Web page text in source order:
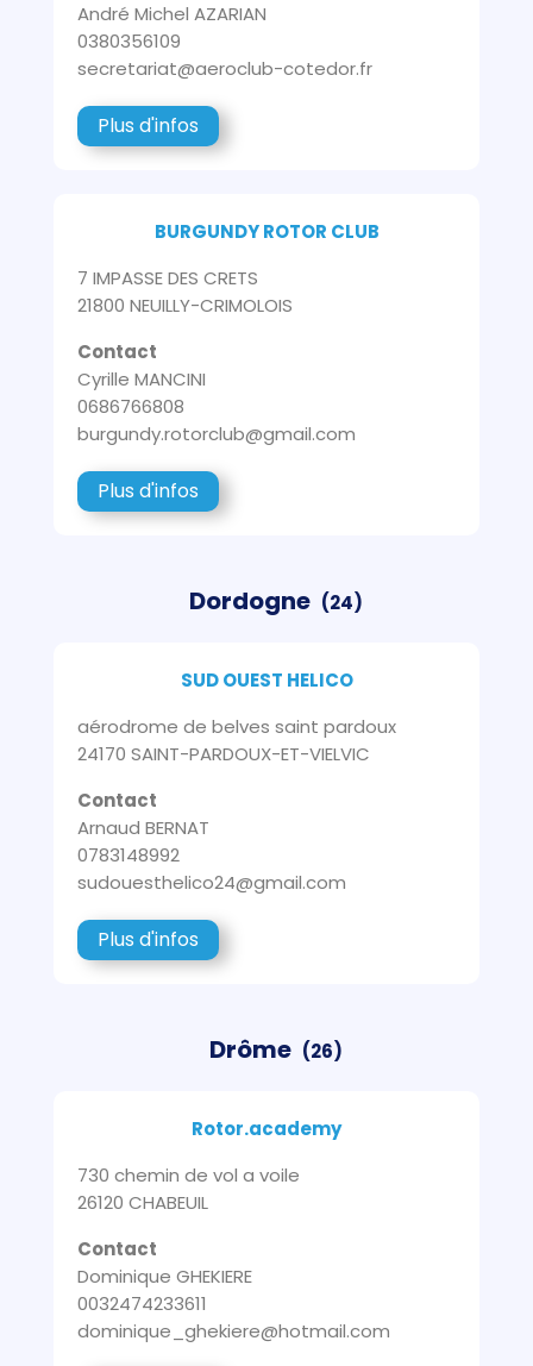
André Michel AZARIAN
0380356109
secretariat@aeroclub-cotedor.fr
Plus d'infos
BURGUNDY ROTOR CLUB
7 IMPASSE DES CRETS
21800 NEUILLY-CRIMOLOIS
Contact
Cyrille MANCINI
0686766808
burgundy.rotorclub@gmail.com
Plus d'infos
Dordogne (24)
SUD OUEST HELICO
aérodrome de belves saint pardoux
24170 SAINT-PARDOUX-ET-VIELVIC
Contact
Arnaud BERNAT
0783148992
sudouesthelico24@gmail.com
Plus d'infos
Drôme (26)
Rotor.academy
730 chemin de vol a voile
26120 CHABEUIL
Contact
Dominique GHEKIERE
0032474233611
dominique_ghekiere@hotmail.com